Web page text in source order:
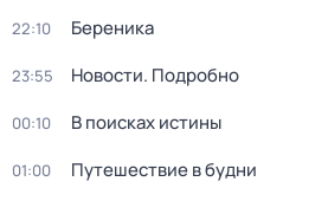
22:10 Береника
23:55 Новости. Подробно
00:10 В поисках истины
01:00 Путешествие в будни